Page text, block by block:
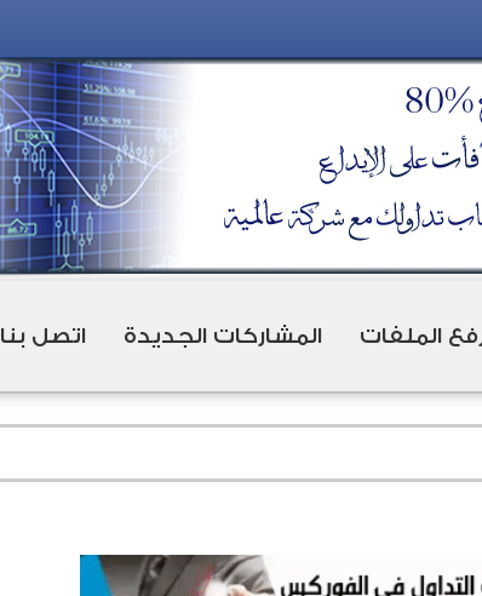
الملفات المشاركات الجديدة اتصل بنا